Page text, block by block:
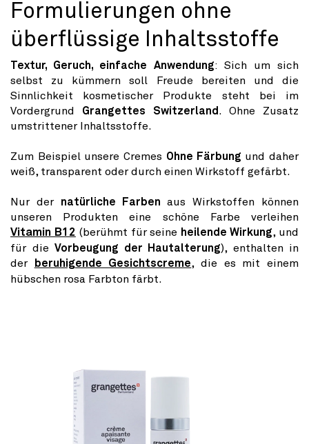
Formulierungen ohne
überflüssige Inhaltsstoffe
Textur, Geruch, einfache Anwendung: Sich um sich
selbst zu kümmern soll Freude bereiten und die
Sinnlichkeit kosmetischer Produkte steht bei im
Vordergrund Grangettes Switzerland . Ohne Zusatz
umstrittener Inhaltsstoffe.
Zum Beispiel unsere Cremes Ohne Färbung und daher
weiß, transparent oder durch einen Wirkstoff gefärbt.
Nur der natürliche Farben aus Wirkstoffen können
unseren Produkten eine schöne Farbe verleihen
Vitamin B12 (berühmt für seine heilende Wirkung, und
für die Vorbeugung der Hautalterung), enthalten in
der
beruhigende Gesichtscreme, die es mit einem
hübschen rosa Farbton färbt.